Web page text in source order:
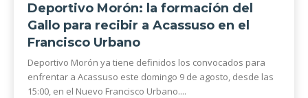
Deportivo Morón: la formación del
Gallo para recibir a Acassuso en el
Francisco Urbano
Deportivo Morón ya tiene definidos los convocados para
enfrentar a Acassuso este domingo 9 de agosto, desde las
15:00, en el Nuevo Francisco Urbano....